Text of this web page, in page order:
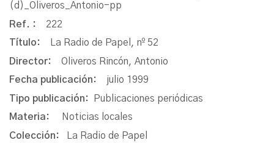
(d)_Oliveros_Antonio-pp
Ref. : 222
Título:
La Radio de Papel, nº 52
Director: Oliveros Rincón, Antonio
Fecha publicación: julio 1999
Tipo publicación:
Publicaciones periódicas
Materia:
Noticias locales
Colección:
La Radio de Papel